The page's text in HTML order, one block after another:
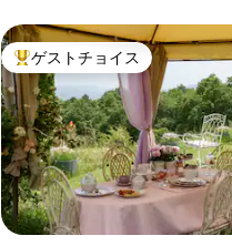
大好評のゲストチョイスです。
ゲストチョイス